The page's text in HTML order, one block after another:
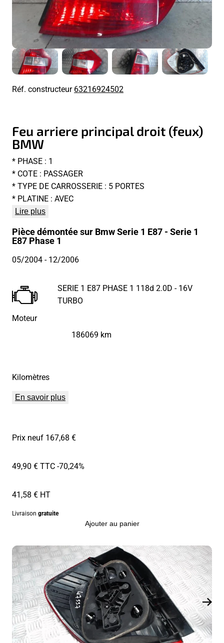
Réf. constructeur63216924502
Feu arriere principal droit (feux)
BMW
* PHASE : 1
* COTE : PASSAGER
* TYPE DE CARROSSERIE : 5 PORTES
* PLATINE : AVEC
Lire plus
Pièce démontée sur Bmw Serie 1 E87 - Serie 1
E87 Phase 1
05/2004- 12/2006
Moteur
SERIE 1 E87 PHASE 1 118d 2.0D - 16V
TURBO
Kilomètres
186069 km
En savoir plus
Prix neuf 167,68 €
49,90 € TTC-70,24%
41,58 € HT
Livraison gratuite
Ajouter au panier